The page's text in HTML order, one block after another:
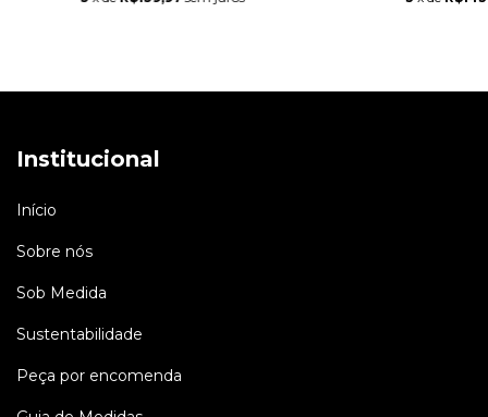
Institucional
Início
Sobre nós
Sob Medida
Sustentabilidade
Peça por encomenda